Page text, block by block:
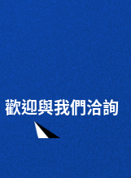
歡迎與我們洽詢